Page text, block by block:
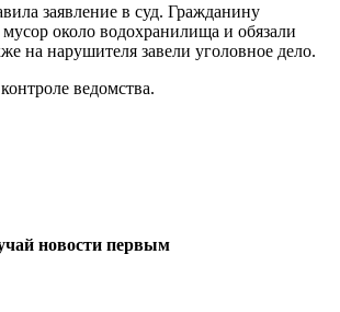
заявление в суд. Гражданину
около водохранилища и обязали
на нарушителя завели уголовное дело.
ведомства.
новости первым